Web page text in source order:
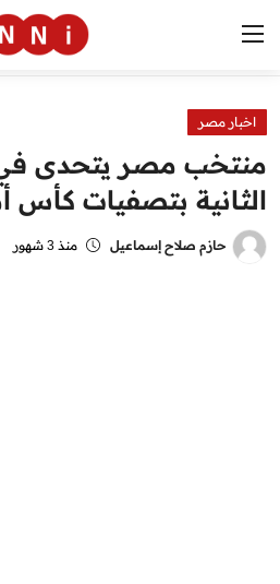
الرئيسية
اخبار مصر
العالم
اخبار مصر
منتخب مصر يتحدى
الثانية بتصفيات كأس أمم
حازم صلاح إسماعيل منذ 3 شهور